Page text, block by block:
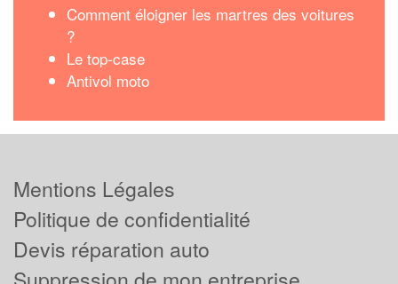
Comment éloigner les martres des voitures
?
Le top-case
Antivol moto
Mentions Légales
Politique de confidentialité
Devis réparation auto